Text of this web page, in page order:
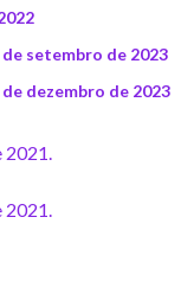
setembro de 2023
dezembro de 2023